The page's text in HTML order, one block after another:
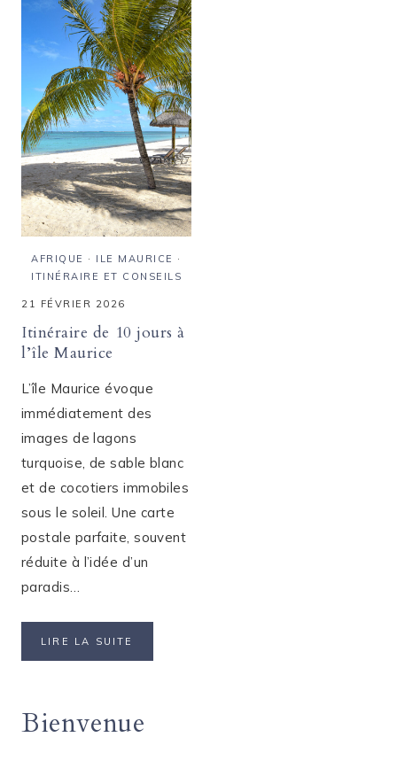
L’ÎLE
MAURICE
À
TRAVERS
SA
CAPITALE
AFRIQUE · ILE MAURICE ·
ITINÉRAIRE ET CONSEILS
21 FÉVRIER 2026
Itinéraire de 10 jours à
l’île Maurice
L’île Maurice évoque
immédiatement des
images de lagons
turquoise, de sable blanc
et de cocotiers immobiles
sous le soleil. Une carte
postale parfaite, souvent
réduite à l’idée d’un
paradis…
LIRE LA SUITE
L’ÎLE
Bienvenue